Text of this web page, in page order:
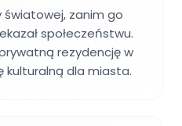
światowej, zanim go
społeczeństwu.
rezydencję w
kulturalną dla miasta.